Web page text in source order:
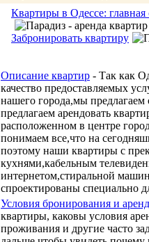
Квартиры в Одессе: главная
Забронировать квартиру
Описание квартир - Так как
качество предоставляемых
нашего города,мы
предлагаем арендовать
расположенном в центре
понимаем все,что на
поэтому наши квартиры с
кухнями,кабельным
интернетом,стиральной
спроектированы специально
Условия бронирования и
квартиры, каковы условия
проживания и другие часто